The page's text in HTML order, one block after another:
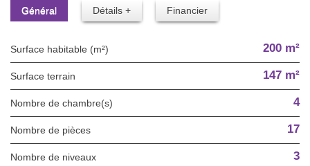
Général Détails + Financier
Surface habitable (m²) 200 m²
surface terrain 147 m²
Nombre de chambre(s) 4
Nombre de pièces 17
Nombre de niveaux 3